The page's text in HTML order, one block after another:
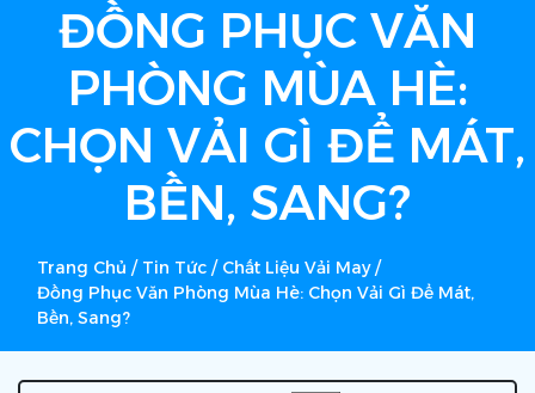
ĐỒNG PHỤC VĂN
PHÒNG MÙA HÈ:
CHỌN VẢI GÌ ĐỂ MÁT,
BỀN, SANG?
Trang Chủ / Tin Tức / Chất Liệu Vải May /
Đồng Phục Văn Phòng Mùa Hè: Chọn Vải Gì Để Mát,
Bền, Sang?